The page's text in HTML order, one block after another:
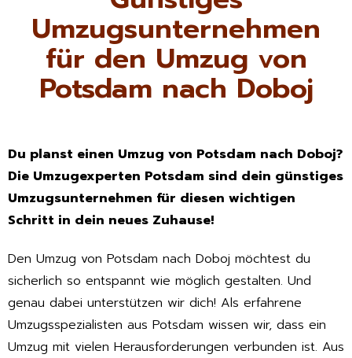
Umzugsunternehmen
für den Umzug von
Potsdam nach Doboj
Du planst einen Umzug von Potsdam nach Doboj?
Die Umzugexperten Potsdam sind dein günstiges
Umzugsunternehmen für diesen wichtigen
Schritt in dein neues Zuhause!
Den Umzug von Potsdam nach Doboj möchtest du
sicherlich so entspannt wie möglich gestalten. Und
genau dabei unterstützen wir dich! Als erfahrene
Umzugsspezialisten aus Potsdam wissen wir, dass ein
Umzug mit vielen Herausforderungen verbunden ist. Aus